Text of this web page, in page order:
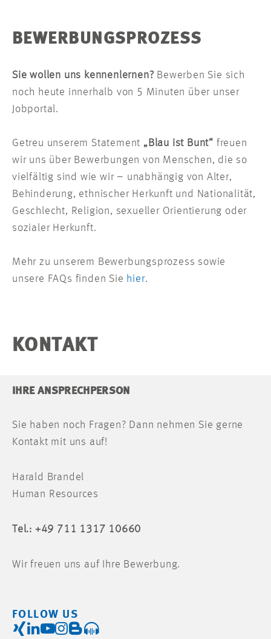
BEWERBUNGSPROZESS
Sie wollen uns kennenlernen?Bewerben Sie sich
noch heute innerhalb von 5 Minuten über unser
Jobportal.
Getreu unserem Statement „Blau ist Bunt“ freuen
wir uns über Bewerbungen von Menschen, die so
vielfältig sind wie wir – unabhängig von Alter,
Behinderung, ethnischer Herkunft und Nationalität,
Geschlecht, Religion, sexueller Orientierung oder
sozialer Herkunft.
Mehr zu unserem Bewerbungsprozess sowie
unsere FAQs finden Sie hier.
KONTAKT
IHRE ANSPRECHPERSON
Sie haben noch Fragen? Dann nehmen Sie gerne
Kontakt mit uns auf!
Harald Brandel
Human Resources
Tel.: +49 711 1317 10660
Wir freuen uns auf Ihre Bewerbung.
FOLLOW US